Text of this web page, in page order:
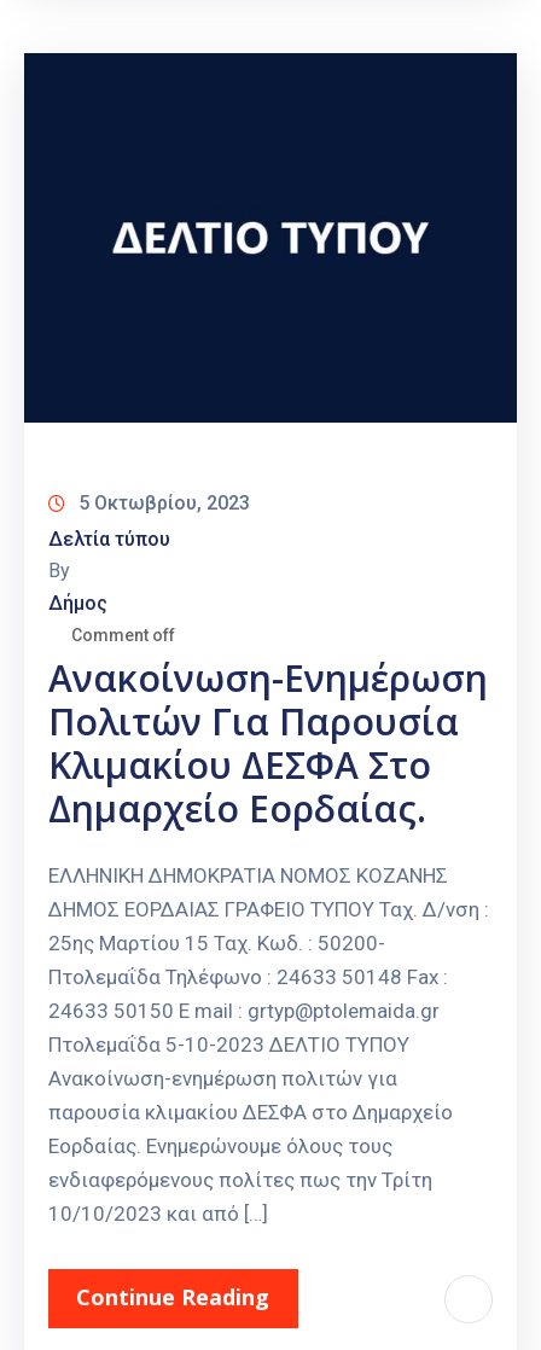
5 Οκτωβρίου, 2023
Δελτία τύπου
By
Δήμος
Comment off
Ανακοίνωση-Ενημέρωση
Πολιτών Για Παρουσία
Κλιμακίου ΔΕΣΦΑ Στο
Δημαρχείο Εορδαίας.
ΕΛΛΗΝΙΚΗ ΔΗΜΟΚΡΑΤΙΑ ΝΟΜΟΣ ΚΟΖΑΝΗΣ
ΔΗΜΟΣ ΕΟΡΔΑΙΑΣ ΓΡΑΦΕΙΟ ΤΥΠΟΥ Ταχ. Δ/νση :
25ης Μαρτίου 15 Ταχ. Κωδ. : 50200-
Πτολεμαΐδα Τηλέφωνο : 24633 50148 Fax :
24633 50150 E mail : grtyp@ptolemaida.gr
Πτολεμαΐδα 5-10-2023 ΔΕΛΤΙΟ ΤΥΠΟΥ
Ανακοίνωση-ενημέρωση πολιτών για
παρουσία κλιμακίου ΔΕΣΦΑ στο Δημαρχείο
Εορδαίας. Ενημερώνουμε όλους τους
ενδιαφερόμενους πολίτες πως την Τρίτη
10/10/2023 και από […]
Continue Reading